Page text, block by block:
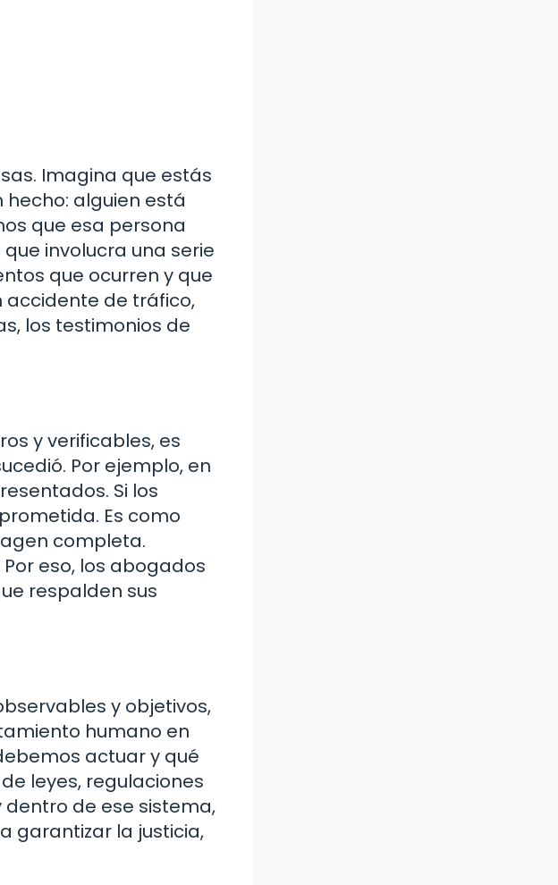
Imagina que estás
hecho: alguien está
que esa persona
involucra una serie
que ocurren y que
accidente de tráfico,
los testimonios de
y verificables, es
Por ejemplo, en
Si los
Es como
completa.
eso, los abogados
respalden sus
y objetivos,
humano en
actuar y qué
leyes, regulaciones
de ese sistema,
garantizar la justicia,